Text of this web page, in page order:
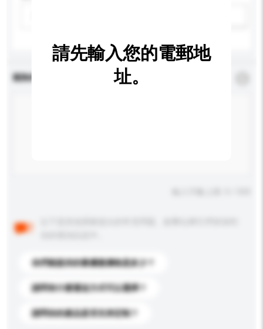
查詢內容
你們能提供的最優惠價格是多少？
請問有什麼運送方式可以選擇？
請問你的產品是否支持定制？
請先輸入您的電郵地
址。